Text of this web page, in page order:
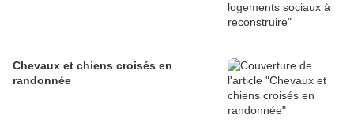
Chevaux et chiens croisés en
randonnée